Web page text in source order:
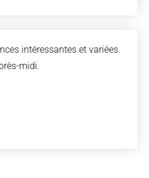
intéressantes et variées.
midi.